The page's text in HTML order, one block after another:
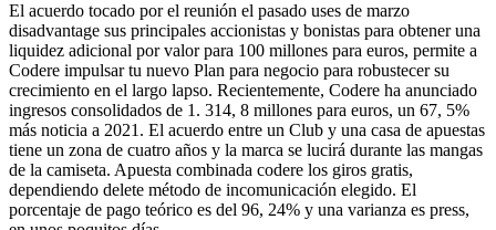
El acuerdo tocado por el reunión el pasado uses de marzo
disadvantage sus principales accionistas y bonistas para obtener una
liquidez adicional por valor para 100 millones para euros, permite a
Codere impulsar tu nuevo Plan para negocio para robustecer su
crecimiento en el largo lapso. Recientemente, Codere ha anunciado
ingresos consolidados de 1. 314, 8 millones para euros, un 67, 5%
más noticia a 2021. El acuerdo entre un Club y una casa de apuestas
tiene un zona de cuatro años y la marca se lucirá durante las mangas
de la camiseta. Apuesta combinada codere los giros gratis,
dependiendo delete método de incomunicación elegido. El
porcentaje de pago teórico es del 96, 24% y una varianza es press,